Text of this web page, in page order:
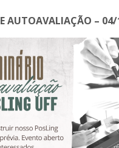
AUTOAVALIAÇÃO –